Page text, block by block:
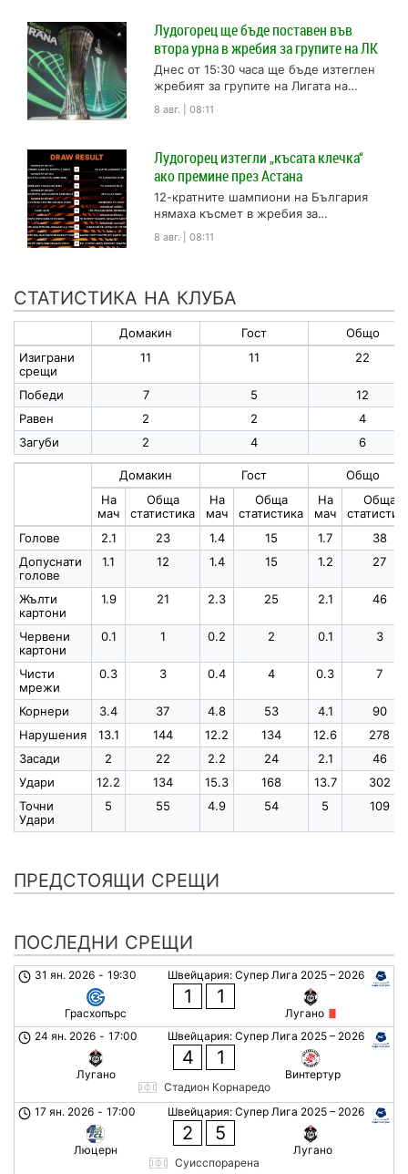
Лудогорец ще бъде поставен във
втора урна в жребия за групите на ЛК
Днес от 15:30 часа ще бъде изтеглен
жребият за групите на Лигата на
конференциите. Това е единственият
европейски турнир, в...
8 авг. | 08:11
Лудогорец изтегли „късата клечка“
ако премине през Астана
12-кратните шампиони на България
нямаха късмет в жребия за
плейофната фаза от турнира Лига
Европа. Така ако Лудогорец
8 авг. | 08:11
СТАТИСТИКА НА КЛУБА
Домакин Гост
Общо
Изиграни
срещи
11 11 22
Победи 7 5
12
Равен
2 2
4
Загуби
2 4 6
Домакин Гост
Общо
На
мач
Обща
статистика
На
мач
Обща
статистика
На
мач
Обща
Голове
2.1 23 1.4 15 1.7
38
Допуснати
голове
1.1 12 1.4 15 1.2 27
Жълти
картони
1.9 21 2.3 25 2.1 46
Червени
картони
0.1 1 0.2 2 0.1 3
Чисти
мрежи
0.3 3 0.4 4 0.3 7
Корнери 3.4 37 4.8 53 4.1
90
Нарушения
13.1 144 12.2 134 12.6
278
Засади
2 22 2.2 24 2.1
46
Удари
12.2 134 15.3 168 13.7
302
Точни
Удари
5 55 4.9 54 5 109
ПРЕДСТОЯЩИ СРЕЩИ
ПОСЛЕДНИ СРЕЩИ
Швейцария: Супер Лига 2025 – 2026
31 ян. 2026 - 19:30
Грасхопърс
1 1
Лугано
Швейцария: Супер Лига 2025 – 2026
24 ян. 2026 - 17:00
Лугано
4 1
Винтертур
Стадион Корнаредо
Швейцария: Супер Лига 2025 – 2026
17 ян. 2026 - 17:00
Люцерн
2 5
Лугано
Суисспорарена